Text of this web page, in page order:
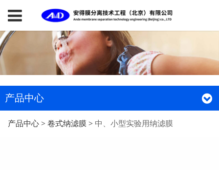
产品中心
中、小型实验用纳滤膜
产品中心> 卷式纳滤膜> 中、小型实验用纳滤膜